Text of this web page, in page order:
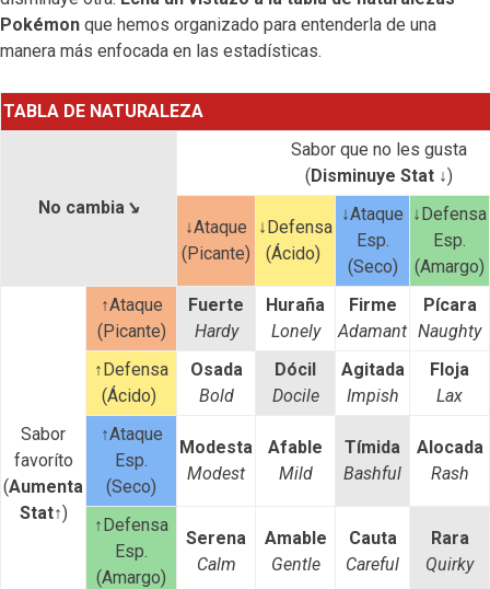
Pokémon que hemos organizado para entenderla de una
manera más enfocada en las estadísticas.
TABLA DE NATURALEZA
No cambia ↘
Sabor que no les gusta
(Disminuye Stat ↓)
↓Ataque
(Picante)
↓Defensa
(Ácido)
↓Ataque
Esp.
(Seco)
↓Defensa
Esp.
(Amargo)
Sabor
favoríto
(Aumenta
Stat↑)
↑Ataque
(Picante)
Fuerte
Hardy
Huraña
Lonely
Firme
Adamant
Pícara
Naughty
↑Defensa
(Ácido)
Osada
Bold
Dócil
Docile
Agitada
Impish
Floja
Lax
↑Ataque
Esp.
(Seco)
Modesta
Modest
Afable
Mild
Tímida
Bashful
Alocada
Rash
↑Defensa
Esp.
(Amargo)
Serena
Calm
Amable
Gentle
Cauta
Careful
Rara
Quirky